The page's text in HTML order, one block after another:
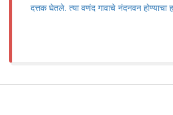
दत्तक घेतले. त्या वणंद गावाचे नंदनवन होण्याचा